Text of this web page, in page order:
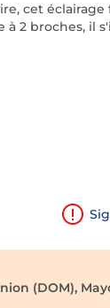
cet
2 broches, il
(DOM),